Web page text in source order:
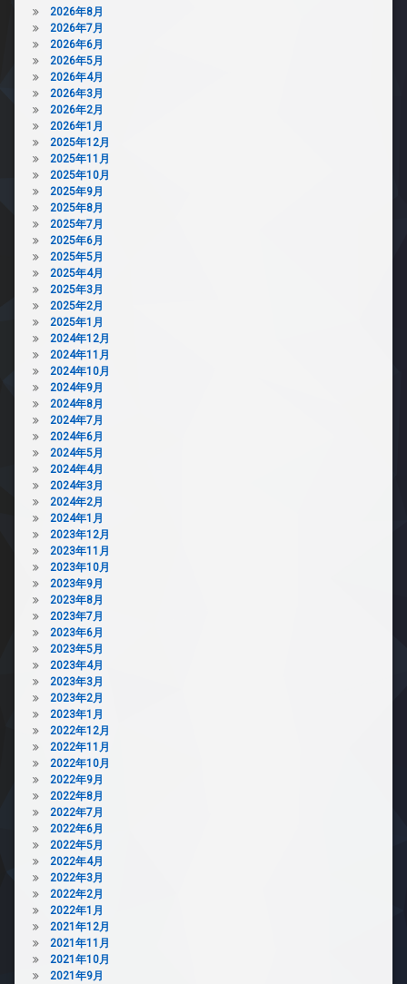
2026年8月
2026年7月
2026年6月
2026年5月
2026年4月
2026年3月
2026年2月
2026年1月
2025年12月
2025年11月
2025年10月
2025年9月
2025年8月
2025年7月
2025年6月
2025年5月
2025年4月
2025年3月
2025年2月
2025年1月
2024年12月
2024年11月
2024年10月
2024年9月
2024年8月
2024年7月
2024年6月
2024年5月
2024年4月
2024年3月
2024年2月
2024年1月
2023年12月
2023年11月
2023年10月
2023年9月
2023年8月
2023年7月
2023年6月
2023年5月
2023年4月
2023年3月
2023年2月
2023年1月
2022年12月
2022年11月
2022年10月
2022年9月
2022年8月
2022年7月
2022年6月
2022年5月
2022年4月
2022年3月
2022年2月
2022年1月
2021年12月
2021年11月
2021年10月
2021年9月